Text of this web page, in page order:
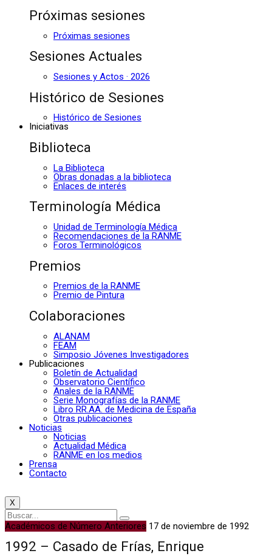
Próximas sesiones
Próximas sesiones
Sesiones Actuales
Sesiones y Actos · 2026
Histórico de Sesiones
Histórico de Sesiones
Iniciativas
Biblioteca
La Biblioteca
Obras donadas a la biblioteca
Enlaces de interés
Terminología Médica
Unidad de Terminología Médica
Recomendaciones de la RANME
Foros Terminológicos
Premios
Premios de la RANME
Premio de Pintura
Colaboraciones
ALANAM
FEAM
Simposio Jóvenes Investigadores
Publicaciones
Boletín de Actualidad
Observatorio Científico
Anales de la RANME
Serie Monografías de la RANME
Libro RR.AA. de Medicina de España
Otras publicaciones
Noticias
Noticias
Actualidad Médica
RANME en los medios
Prensa
Contacto
X
Académicos de Número Anteriores 17 de noviembre de 1992
1992 – Casado de Frías, Enrique